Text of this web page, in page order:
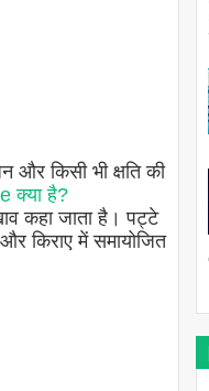
और किसी भी क्षति की
क्या है?
कहा जाता है। पट्टे
किराए में समायोजित